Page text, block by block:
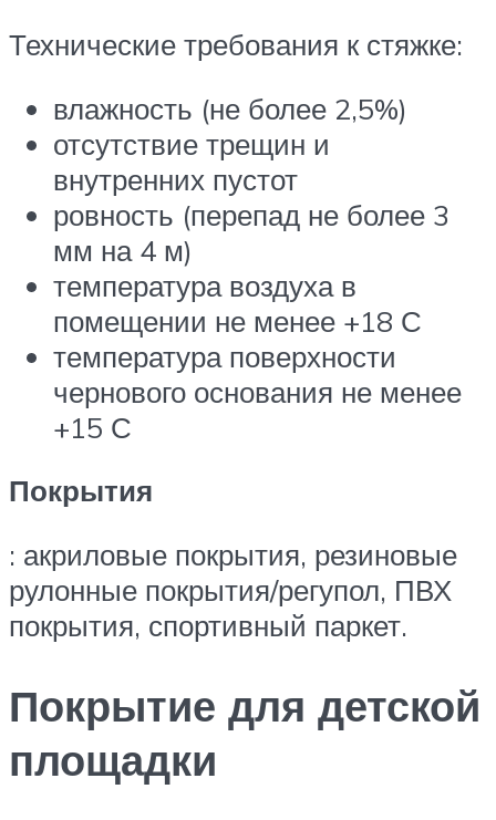
Технические требования к стяжке:
влажность (не более 2,5%)
отсутствие трещин и
внутренних пустот
ровность (перепад не более 3
мм на 4 м)
температура воздуха в
помещении не менее +18 С
температура поверхности
чернового основания не менее
+15 С
Покрытия
: акриловые покрытия, резиновые
рулонные покрытия/регупол, ПВХ
покрытия, спортивный паркет.
Покрытие для детской
площадки